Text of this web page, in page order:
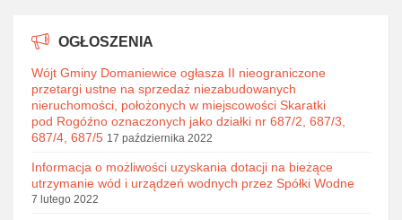
OGŁOSZENIA
Wójt Gminy Domaniewice ogłasza II nieograniczone
przetargi ustne na sprzedaż niezabudowanych
nieruchomości, położonych w miejscowości Skaratki
pod Rogóźno oznaczonych jako działki nr 687/2, 687/3,
687/4, 687/5 17 października 2022
Informacja o możliwości uzyskania dotacji na bieżące
utrzymanie wód i urządzeń wodnych przez Spółki Wodne
7 lutego 2022